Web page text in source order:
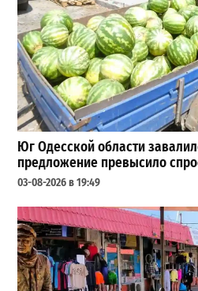
Юг Одесской области
предложение превысило
03-08-2026 в 19:49